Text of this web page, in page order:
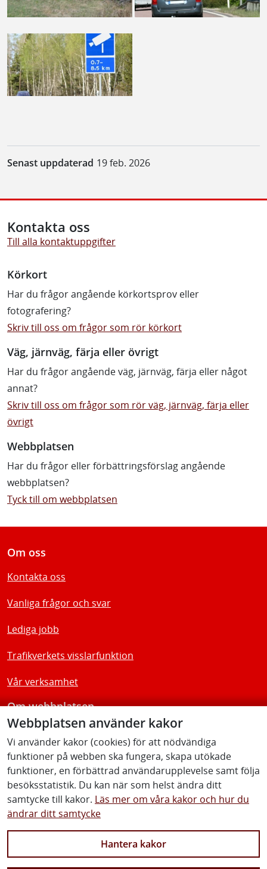
Senast uppdaterad 19 feb. 2026
Webbplatsen använder kakor
Vi använder kakor (cookies) för att nödvändiga
funktioner på webben ska fungera, skapa utökade
funktioner, en förbättrad användarupplevelse samt följa
besöksstatistik. Du kan när som helst ändra ditt
samtycke till kakor. Läs mer om våra kakor och hur du
ändrar ditt samtycke
Hantera kakor
Kontakta oss
Till alla kontaktuppgifter
Körkort
Har du frågor angående körkortsprov eller
fotografering?
Skriv till oss om frågor som rör körkort
Väg, järnväg, färja eller övrigt
Har du frågor angående väg, järnväg, färja eller något
annat?
Skriv till oss om frågor som rör väg, järnväg, färja eller
övrigt
Webbplatsen
Har du frågor eller förbättringsförslag angående
webbplatsen?
Tyck till om webbplatsen
Om oss
Kontakta oss
Vanliga frågor och svar
Lediga jobb
Trafikverkets visslarfunktion
Vår verksamhet
Om webbplatsen
Tillgänglighetsredogörelse
Följ oss
Facebook Youtube